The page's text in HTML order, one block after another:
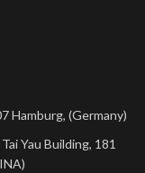
Hamburg, (Germany)
Yau Building, 181